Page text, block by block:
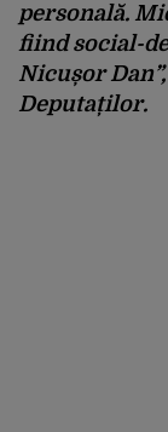
personală.
fiind social-
Nicușor Dan
Deputaților.